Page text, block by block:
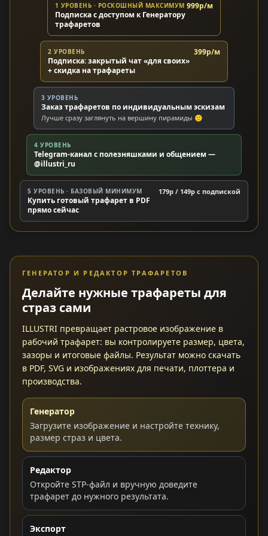
1 УРОВЕНЬ · РОСКОШНЫЙ МАКСИМУМ
Подписка с доступом к Генератору
трафаретов
999р/м
2 УРОВЕНЬ
Подписка: закрытый чат «для своих»
+ скидка на трафареты
399р/м
3 УРОВЕНЬ
Заказ трафаретов по индивидуальным эскизам
Лучше сразу заглянуть на вершину пирамиды 🙂
4 УРОВЕНЬ
Telegram-канал с полезняшками и общением —
@illustri_ru
5 УРОВЕНЬ · БАЗОВЫЙ МИНИМУМ
Купить готовый трафарет в PDF
прямо сейчас
179р / 149р c подпиской
ГЕНЕРАТОР И РЕДАКТОР ТРАФАРЕТОВ
Делайте нужные трафареты для
страз сами
ILLUSTRI превращает растровое изображение в
рабочий трафарет: вы контролируете размер, цвета,
зазоры и итоговые файлы. Результат можно скачать
в PDF, SVG и изображениях для печати, плоттера и
производства.
Генератор
Загрузите изображение и настройте технику,
размер страз и цвета.
Редактор
Откройте STP-файл и вручную доведите
трафарет до нужного результата.
Экспорт